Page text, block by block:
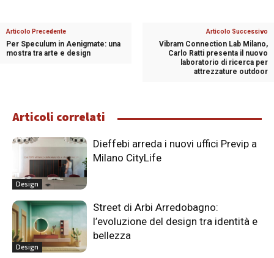
Articolo Precedente
Per Speculum in Aenigmate: una
mostra tra arte e design
Articolo Successivo
Vibram Connection Lab Milano,
Carlo Ratti presenta il nuovo
laboratorio di ricerca per
attrezzature outdoor
Articoli correlati
Design
Dieffebi arreda i nuovi uffici Previp a
Milano CityLife
Design
Street di Arbi Arredobagno:
l’evoluzione del design tra identità e
bellezza